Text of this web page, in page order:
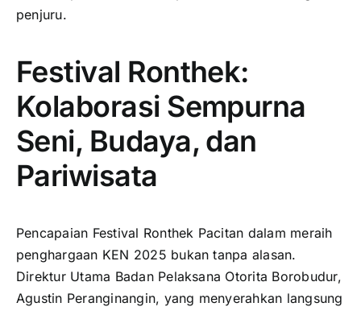
penjuru.
Festival Ronthek:
Kolaborasi Sempurna
Seni, Budaya, dan
Pariwisata
Pencapaian Festival Ronthek Pacitan dalam meraih
penghargaan KEN 2025 bukan tanpa alasan.
Direktur Utama Badan Pelaksana Otorita Borobudur,
Agustin Peranginangin, yang menyerahkan langsung